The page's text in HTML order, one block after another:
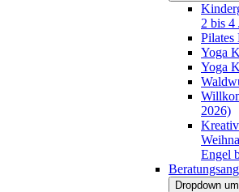
2 bis 4
Pilates
Yoga
Yoga
2026)
Engel
Dropdown